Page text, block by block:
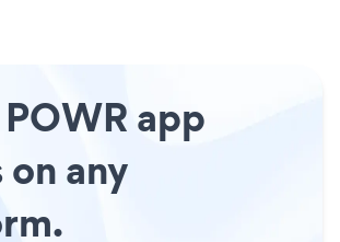
app
any